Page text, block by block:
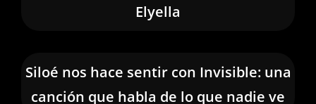
Elyella
Siloé nos hace sentir con Invisible: una
canción que habla de lo que nadie ve